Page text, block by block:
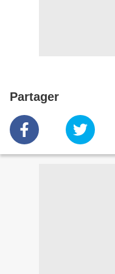
Partager